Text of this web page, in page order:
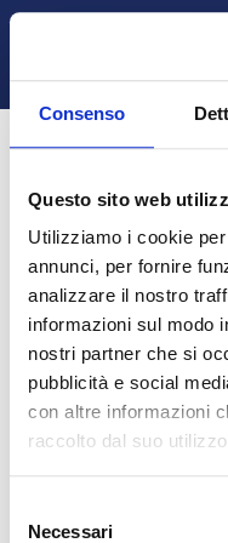
Consenso
Questo sito web
Utilizziamo i cookie
annunci, per fornire
analizzare il nostro
informazioni sul modo
nostri partner che si
pubblicità e social
con altre informazioni
raccolto dal suo
delNecessari
Vai al contenuto principale
Pannello laterale
Autenticazione
Gli ospiti non
Per proseguire è